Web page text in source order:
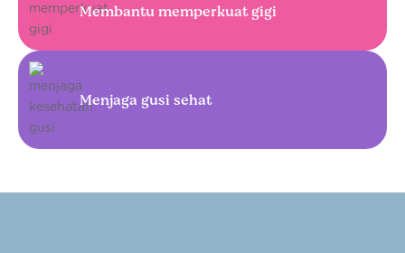
Membantu memperkuat gigi
Menjaga gusi sehat